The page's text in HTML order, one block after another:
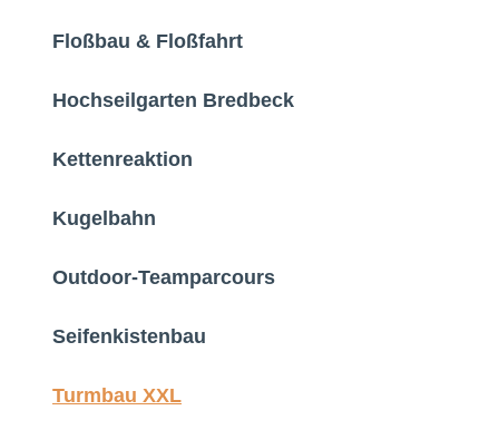
Floßbau & Floßfahrt
Hochseilgarten Bredbeck
Kettenreaktion
Kugelbahn
Outdoor-Teamparcours
Seifenkistenbau
Turmbau XXL